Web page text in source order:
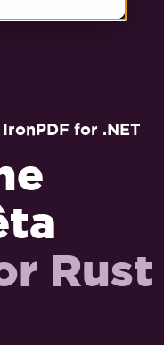
for .NET
Rust